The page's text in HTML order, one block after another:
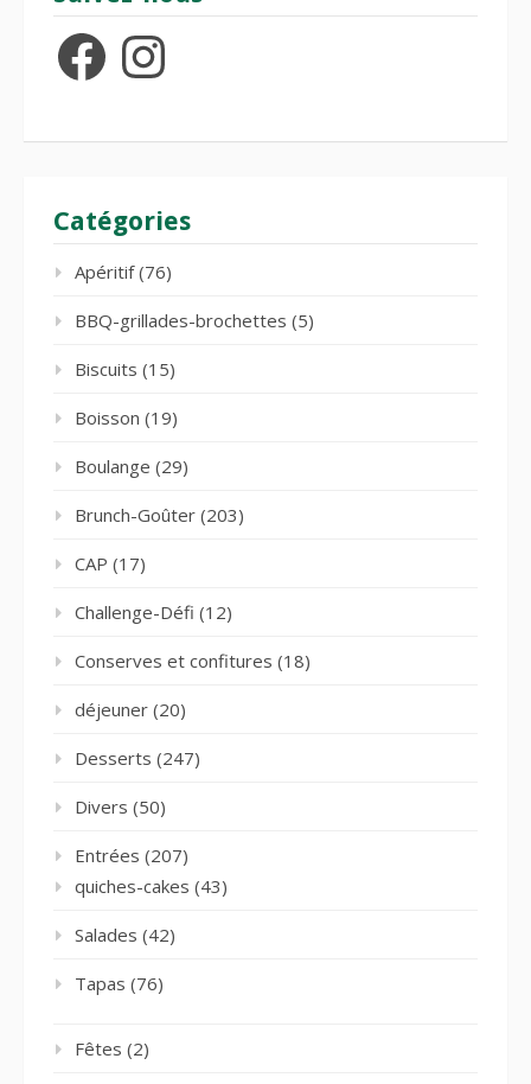
FacebookInstagram
Catégories
Apéritif(76)
BBQ-grillades-brochettes (5)
Biscuits (15)
Boisson (19)
Boulange (29)
Brunch-Goûter (203)
CAP (17)
Challenge-Défi (12)
Conserves et confitures (18)
déjeuner (20)
Desserts (247)
Divers (50)
Entrées (207)
quiches-cakes (43)
Salades (42)
Tapas (76)
Fêtes (2)